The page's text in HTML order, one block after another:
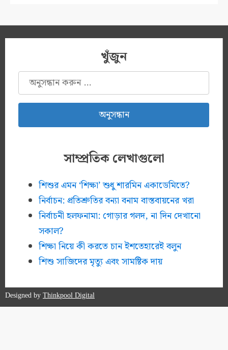
খুঁজুন
অনুসন্ধানঃ
সাম্প্রতিক লেখাগুলো
শিশুর এমন ‘শিক্ষা’ শুধু শারমিন একাডেমিতে?
নির্বাচন: প্রতিশ্রুতির বন্যা বনাম বাস্তবায়নের খরা
নির্বাচনী হলফনামা: গোড়ার গলদ, না দিন দেখানো
সকাল?
শিক্ষা নিয়ে কী করতে চান ইশতেহারেই বলুন
শিশু সাজিদের মৃত্যু এবং সামষ্টিক দায়
Designed byThinkpool Digital